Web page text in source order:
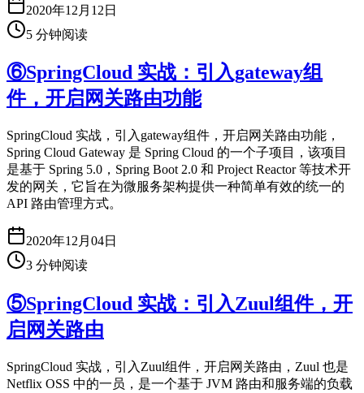
2020年12月12日
5 分钟阅读
⑥SpringCloud 实战：引入gateway组
件，开启网关路由功能
SpringCloud 实战，引入gateway组件，开启网关路由功能，
Spring Cloud Gateway 是 Spring Cloud 的一个子项目，该项目
是基于 Spring 5.0，Spring Boot 2.0 和 Project Reactor 等技术开
发的网关，它旨在为微服务架构提供一种简单有效的统一的
API 路由管理方式。
2020年12月04日
3 分钟阅读
⑤SpringCloud 实战：引入Zuul组件，开
启网关路由
SpringCloud 实战，引入Zuul组件，开启网关路由，Zuul 也是
Netflix OSS 中的一员，是一个基于 JVM 路由和服务端的负载